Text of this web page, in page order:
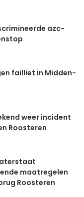
azc-
failliet in Midden-
weer incident
Roosteren
maatregelen
Roosteren